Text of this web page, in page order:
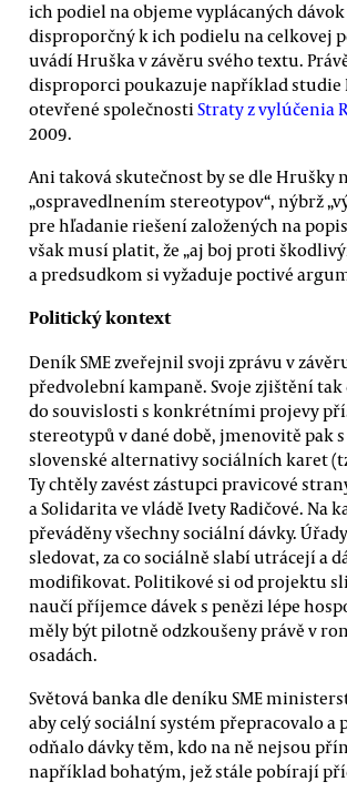
ich podiel na objeme vyplácaných
disproporčný k ich podielu na celkovej
uvádí Hruška v závěru svého textu.
disproporci poukazuje například studie
otevřené společnosti Straty z vylúčenia
2009.
Ani taková skutečnost by se dle Hrušky
„ospravedlnením stereotypov“, nýbrž
pre hľadanie riešení založených na
však musí platit, že „aj boj proti
a predsudkom si vyžaduje poctivé
Politický kontext
Deník SME zveřejnil svoji zprávu v
předvolební kampaně. Svoje zjištění tak
do souvislosti s konkrétními projevy
stereotypů v dané době, jmenovitě pak
slovenské alternativy sociálních karet
Ty chtěly zavést zástupci pravicové
a Solidarita ve vládě Ivety Radičové. Na
převáděny všechny sociální dávky.
sledovat, za co sociálně slabí utrácejí a
modifikovat. Politikové si od projektu
naučí příjemce dávek s penězi lépe
měly být pilotně odzkoušeny právě v
osadách.
Světová banka dle deníku SME
aby celý sociální systém přepracovalo a
odňalo dávky těm, kdo na ně nejsou
například bohatým, jež stále pobírají